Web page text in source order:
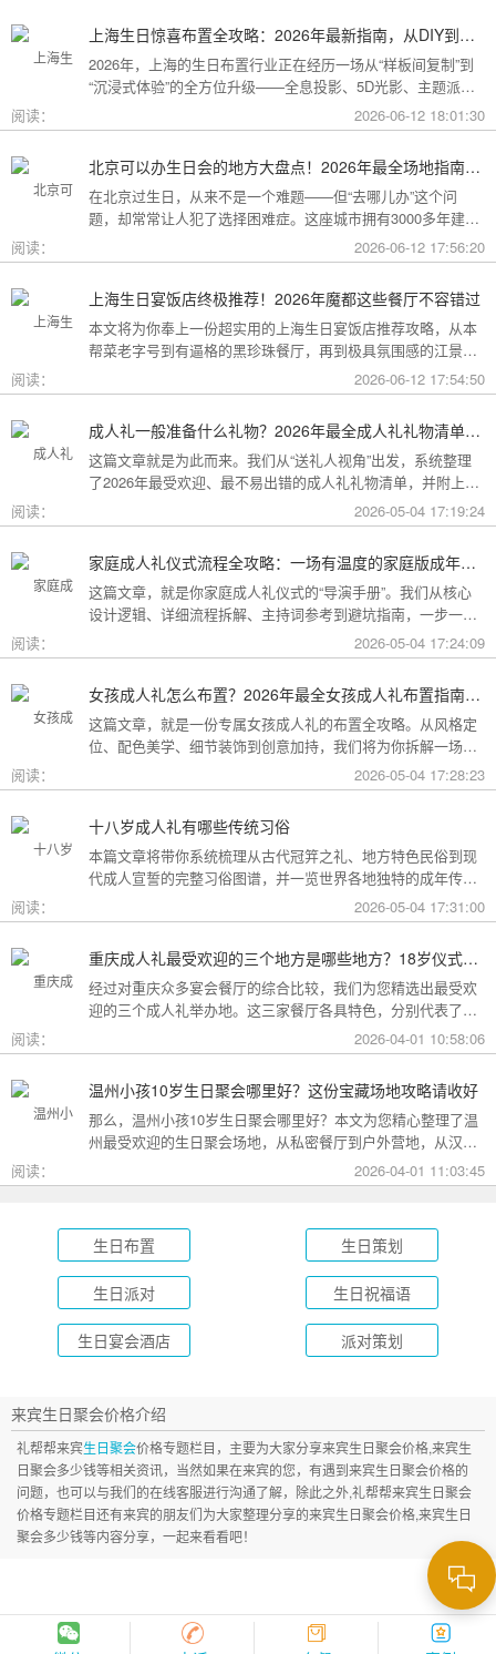
上海生日惊喜布置全攻略：2026年最新指南，从DIY到专业策划一站搞定
2026年，上海的生日布置行业正在经历一场从“样板间复制”到
“沉浸式体验”的全方位升级——全息投影、5D光影、主题派对
套餐层出不穷。本文将为你带来上海生日惊喜布置的2026年最
新全攻略，从低成本DIY到高端定制，从惊喜创意到趋势解
阅读： 2026-06-12 18:01:30
北京可以办生日会的地方大盘点！2026年最全场地指南，总有一款适合你
在北京过生日，从来不是一个难题——但“去哪儿办”这个问
题，却常常让人犯了选择困难症。这座城市拥有3000多年建城
史，既有恢弘大气的皇家园林、典雅别致的胡同四合院，也有
摩登时尚的CBD高空餐厅、融合传统与现代的潮人打卡地。无
友圈的派对，还是带小朋友度过一个充满童趣的生日，这篇
2026年北京生日会场地全指南都能帮你找到答案！
阅读： 2026-06-12 17:56:20
上海生日宴饭店终极推荐！2026年魔都这些餐厅不容错过
本文将为你奉上一份超实用的上海生日宴饭店推荐攻略，从本
帮菜老字号到有逼格的黑珍珠餐厅，再到极具氛围感的江景私
房餐厅，全方位承包你的生日派对需求，相信一定能解决你的
挑选难题！
阅读： 2026-06-12 17:54:50
成人礼一般准备什么礼物？2026年最全成人礼礼物清单：父母、长辈、朋友一篇搞定
这篇文章就是为此而来。我们从“送礼人视角”出发，系统整理
了2026年最受欢迎、最不易出错的成人礼礼物清单，并附上挑
选逻辑和避坑指南，帮你用一份恰到好处的心意，为孩子（或
朋友）的18岁写下最温暖的注脚。
阅读： 2026-05-04 17:19:24
家庭成人礼仪式流程全攻略：一场有温度的家庭版成年加冕仪式
这篇文章，就是你家庭成人礼仪式的“导演手册”。我们从核心
设计逻辑、详细流程拆解、主持词参考到避坑指南，一步一步
帮你在家里，为18岁的孩子完成一场笑泪交织、铭记终生的成
年加冕。
阅读： 2026-05-04 17:24:09
女孩成人礼怎么布置？2026年最全女孩成人礼布置指南：从梦幻公主风到酷飒个性范，打造专属她的成年盛典
这篇文章，就是一份专属女孩成人礼的布置全攻略。从风格定
位、配色美学、细节装饰到创意加持，我们将为你拆解一场值
得她铭记一生的成人礼，究竟该如何打造。
阅读： 2026-05-04 17:28:23
十八岁成人礼有哪些传统习俗
本篇文章将带你系统梳理从古代冠笄之礼、地方特色民俗到现
代成人宣誓的完整习俗图谱，并一览世界各地独特的成年传
阅读： 2026-05-04 17:31:00
重庆成人礼最受欢迎的三个地方是哪些地方？18岁仪式感首选这三家
经过对重庆众多宴会餐厅的综合比较，我们为您精选出最受欢
迎的三个成人礼举办地。这三家餐厅各具特色，分别代表了文
化格调、传统品质与新奇体验三个不同方向，能够满足不同家
庭的需求。
阅读： 2026-04-01 10:58:06
温州小孩10岁生日聚会哪里好？这份宝藏场地攻略请收好
那么，温州小孩10岁生日聚会哪里好？本文为您精心整理了温
州最受欢迎的生日聚会场地，从私密餐厅到户外营地，从汉服
成长礼到绿茵场派对，总有一款适合您的孩子！
阅读： 2026-04-01 11:03:45
生日布置 生日策划
生日派对 生日祝福语
生日宴会酒店 派对策划
来宾生日聚会价格介绍
礼帮帮来宾生日聚会价格专题栏目，主要为大家分享来宾生日聚会价格,来宾生
日聚会多少钱等相关资讯，当然如果在来宾的您，有遇到来宾生日聚会价格的
问题，也可以与我们的在线客服进行沟通了解，除此之外,礼帮帮来宾生日聚会
价格专题栏目还有来宾的朋友们为大家整理分享的来宾生日聚会价格,来宾生日
聚会多少钱等内容分享，一起来看看吧！